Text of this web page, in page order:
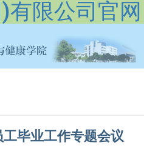
有限公司官网
毕业工作专题会议